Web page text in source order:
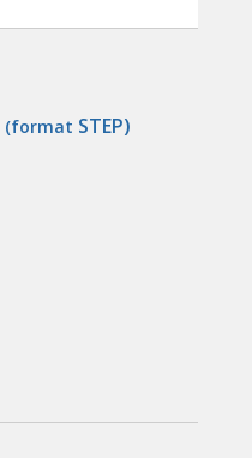
(format STEP)